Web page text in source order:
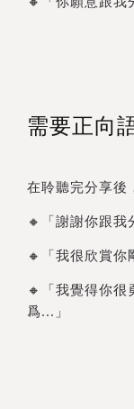
需要正向
在聆聽完分享後
🔸「謝謝你跟我
🔸「我很欣賞
🔸「我覺得你
爲...」